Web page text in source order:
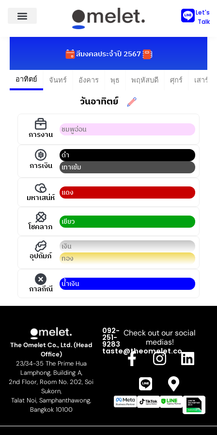
Let's
Talk
สีมงคลประจำปี 2567
อาทิตย์ จันทร์ อังคาร พุธ พฤหัสบดี ศุกร์ เสาร์
วันอาทิตย์
การงาน ชมพูอ่อน
การเงิน
ดำ
เทาเข้ม
มหาเสน่ห์ แดง
โชคลาภ เขียว
อุปถัมภ์
เงิน
ทอง
กาลกีณี นํ้าเงิน
The Omelet Co., Ltd. (Head
Office)
23/34-35 The Prime Hua
Lamphong, Building A,
2nd Floor, Room No. 202, Soi
Sukorn,
Talat Noi, Samphanthawong,
Bangkok 10100
092-
251-
9283
taste@theomelet.co
Check out our social
medias!
F
a
c
e
b
o
I
n
t
a
g
L
i
k
e
d
L
n
e
M
p
-
m
a